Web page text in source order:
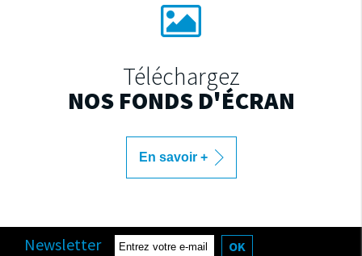
Téléchargez
NOS FONDS D'ÉCRAN
En savoir +
Newsletter OK